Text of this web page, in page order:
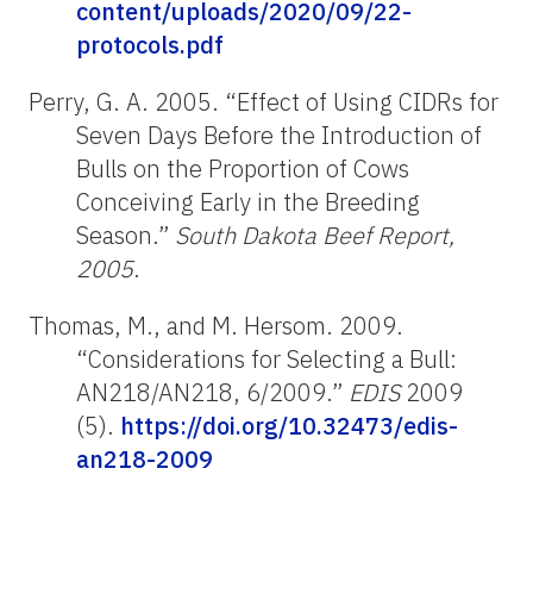
content/uploads/2020/09/22-
protocols.pdf
Perry, G. A. 2005. “Effect of Using CIDRs for
Seven Days Before the Introduction of
Bulls on the Proportion of Cows
Conceiving Early in the Breeding
Season.” South Dakota Beef Report,
2005.
Thomas, M., and M. Hersom. 2009.
“Considerations for Selecting a Bull:
AN218/AN218, 6/2009.” EDIS2009
(5). https://doi.org/10.32473/edis-
an218-2009